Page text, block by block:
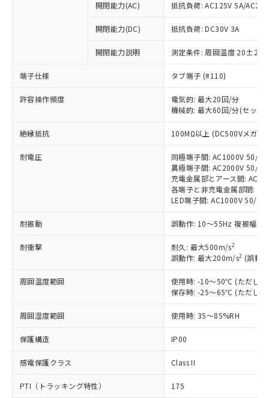
開閉能力(AC) 抵抗負荷: AC125V 5A/
開閉能力(DC) 抵抗負荷: DC30V 3A
開閉能力説明 測定条件: 周囲温度 20±2℃
端子仕様 タブ端子 (#110)
許容操作頻度
電気的: 最大20回/分
機械的: 最大60回/分(セット
絶縁抵抗 100MΩ以上 (DC500Vメガ)
耐電圧
同極端子間: AC1000V 50/
異極端子間: AC2000V 50/
充電金属部とアース間:
各端子と非充電金属部間:
LED端子間: AC1000V 50/
耐振動 誤動作: 10～55Hz 複振幅
耐衝撃 耐久: 最大500m/s2
誤動作: 最大200m/s2 (誤動
周囲温度範囲
使用時: -10～50℃ (ただし、
保存時: -25～65℃ (ただし、
周囲湿度範囲 使用時: 35～85%RH
保護構造 IP00
感電保護クラス Class II
PTI（トラッキング特性） 175
本サービスは、当社制御機器事業取扱
商品の当社在庫状況および標準価格
(税抜)を提供させていただくもので
当社制御機器事業取扱商品の中には、
本サービスの対象外となる商品もある
ことをご了承ください。
在庫状況および標準価格照会結果は、
記載している更新日時点での社内デー
タに基づき作成されるものであり、閲
覧された時点での実際の在庫および標
準価格とは異なる場合があることをご
※1 対応状況
対応済み：EU RoHS指令（10物質）の
非含有に対応した製品が提供可能な商品で
対応予定：EU RoHS指令（10物質）の非含
有に対応した製品に切り替える予定のある
対応予定なし：EU RoHS指令（10物質）の
非含有に非対応の商品で、対応品を出す予
調査・確認中：EU RoHS指令（10物質）の
非含有の対応状況を調査中または確認中の
非該当品：ライセンス料など無形物で、有
害物質有無と関係のない商品です。
いたものが、含有品と判明した場合などや
むを得ず変更することがあります。
*EU RoHS指令（10物質）：
鉛(Pb) 1000ppm以下、 水銀(Hg) 1000ppm以下、 カド
六価クロム(Cr(Ⅵ)) 1000ppm以下、ポリ臭化ビフェニル
「○」：最大均質材料含有率が中国RoHSの
基準値以下であることを示します。
「×」：最大均質材料含有率が中国RoHSの
基準値を超えていることを示します。
い合わせください。
ム) : 100ppm、
為替および外国貿易法に定める商品
（以下｢規制貨物等」という）を輸出
または国外への提供する場合は、日本
国政府の輸出許可(または役務取引許
可)を取得するなどの必要な手続きを
記